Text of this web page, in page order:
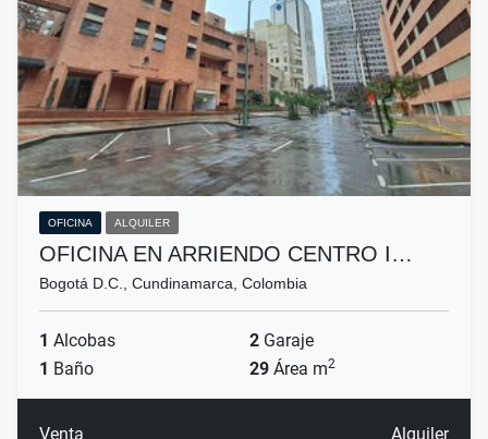
OFICINA ALQUILER
OFICINA EN ARRIENDO CENTRO I…
Bogotá D.C., Cundinamarca, Colombia
1 Alcobas 2 Garaje
1 Baño 29 Área m2
Venta Alquiler